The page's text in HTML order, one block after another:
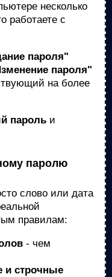
несколько
работаете с
пароля"
пароля"
на более
пароль и
паролю
слово или дата
правилам:
- чем
и строчные